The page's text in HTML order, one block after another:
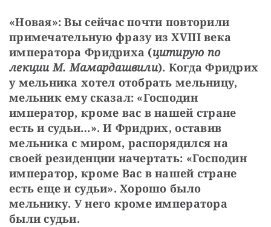
«Новая»: Вы сейчас почти повторили
примечательную фразу из XVIII века
императора Фридриха (цитирую по
лекции М. Мамардашвили). Когда Фридрих
у мельника хотел отобрать мельницу,
мельник ему сказал: «Господин
император, кроме вас в нашей стране
есть и судьи…». И Фридрих, оставив
мельника с миром, распорядился на
своей резиденции начертать: «Господин
император, кроме Вас в нашей стране
есть еще и судьи». Хорошо было
мельнику. У него кроме императора
были судьи.